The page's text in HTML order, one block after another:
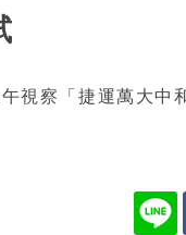
視察「捷運萬大